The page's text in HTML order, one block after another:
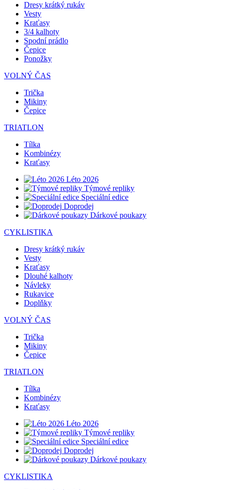
Dresy krátký rukáv
Vesty
Kraťasy
3/4 kalhoty
Spodní prádlo
Čepice
Ponožky
VOLNÝ ČAS
Trička
Mikiny
Čepice
TRIATLON
Tílka
Kombinézy
Kraťasy
Léto 2026
Týmové repliky
Speciální edice
Doprodej
Dárkové poukazy
CYKLISTIKA
Dresy krátký rukáv
Vesty
Kraťasy
Dlouhé kalhoty
Návleky
Rukavice
Doplňky
VOLNÝ ČAS
Trička
Mikiny
Čepice
TRIATLON
Tílka
Kombinézy
Kraťasy
Léto 2026
Týmové repliky
Speciální edice
Doprodej
Dárkové poukazy
CYKLISTIKA